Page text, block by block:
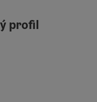
profil